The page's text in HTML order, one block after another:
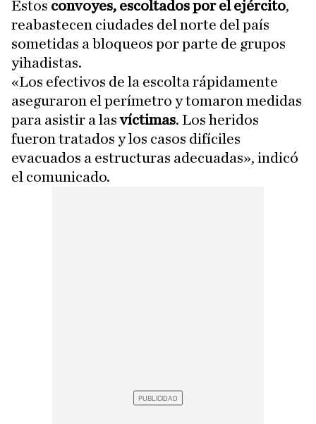
Estos convoyes, escoltados por el ejército,
reabastecen ciudades del norte del país
sometidas a bloqueos por parte de grupos
yihadistas.
«Los efectivos de la escolta rápidamente
aseguraron el perímetro y tomaron medidas
para asistir a lasvíctimas. Los heridos
fueron tratados y los casos difíciles
evacuados a estructuras adecuadas», indicó
el comunicado.